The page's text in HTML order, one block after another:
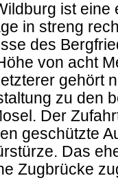
ist eine
in streng
des
von acht
gehört
zu den
Der
geschützte
Das
Zugbrücke